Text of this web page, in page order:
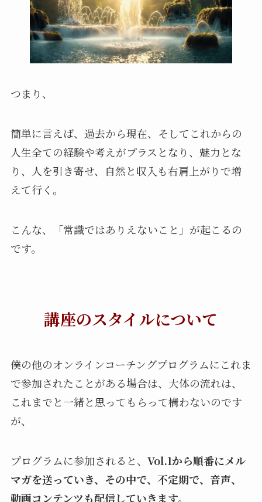
つまり、
簡単に言えば、過去から現在、そしてこれからの
人生全ての経験や考えがプラスとなり、魅力とな
り、人を引き寄せ、自然と収入も右肩上がりで増
えて行く。
こんな、「常識ではありえないこと」が起こるの
です。
講座のスタイルについて
僕の他のオンラインコーチングプログラムにこれま
で参加されたことがある場合は、大体の流れは、
これまでと一緒と思ってもらって構わないのです
が、
プログラムに参加されると、 Vol.1から順番にメル
マガを送っていき、その中で、不定期で、音声、
動画コンテンツも配信していきます。